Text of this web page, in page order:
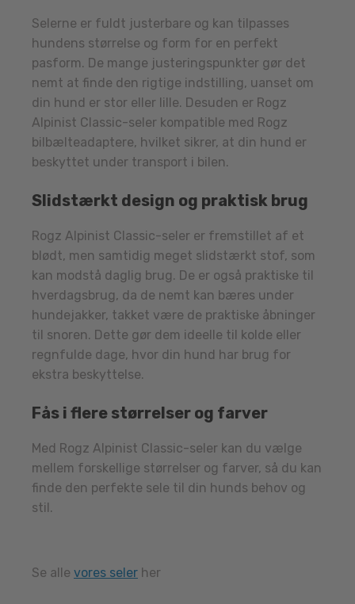
Selerne er fuldt justerbare og kan tilpasses
hundens størrelse og form for en perfekt
pasform. De mange justeringspunkter gør det
nemt at finde den rigtige indstilling, uanset om
din hund er stor eller lille. Desuden er Rogz
Alpinist Classic-seler kompatible med Rogz
bilbælteadaptere, hvilket sikrer, at din hund er
beskyttet under transport i bilen.
Slidstærkt design og praktisk brug
Rogz Alpinist Classic-seler er fremstillet af et
blødt, men samtidig meget slidstærkt stof, som
kan modstå daglig brug. De er også praktiske til
hverdagsbrug, da de nemt kan bæres under
hundejakker, takket være de praktiske åbninger
til snoren. Dette gør dem ideelle til kolde eller
regnfulde dage, hvor din hund har brug for
ekstra beskyttelse.
Fås i flere størrelser og farver
Med Rogz Alpinist Classic-seler kan du vælge
mellem forskellige størrelser og farver, så du kan
finde den perfekte sele til din hunds behov og
stil.
Se alle vores seler her